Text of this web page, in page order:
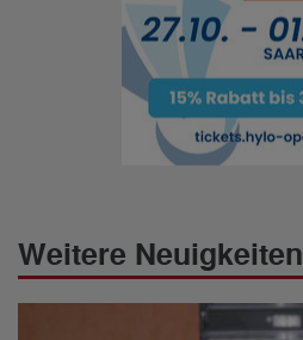
Weitere Neuigkeiten